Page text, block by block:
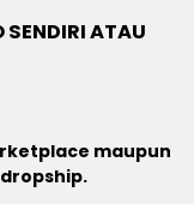
SENDIRI ATAU
maupun